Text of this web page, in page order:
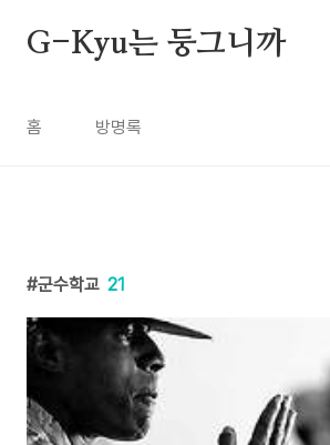
G-Kyu는 둥그니까
홈 방명록
군수학교 21